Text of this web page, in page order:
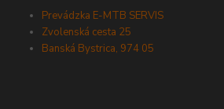
Prevádzka E-MTB SERVIS
Zvolenská cesta 25
Banská Bystrica, 974 05